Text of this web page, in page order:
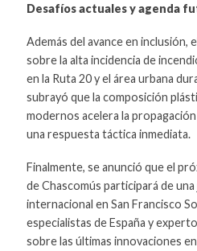
Desafíos actuales y agenda
Además del avance en inclusión,
sobre la alta incidencia de
en la Ruta 20 y el área urbana
subrayó que la composición
modernos acelera la
una respuesta táctica inmediata.
Finalmente, se anunció que el
de Chascomús participará de
internacional en San Francisco
especialistas de España y
sobre las últimas innovaciones